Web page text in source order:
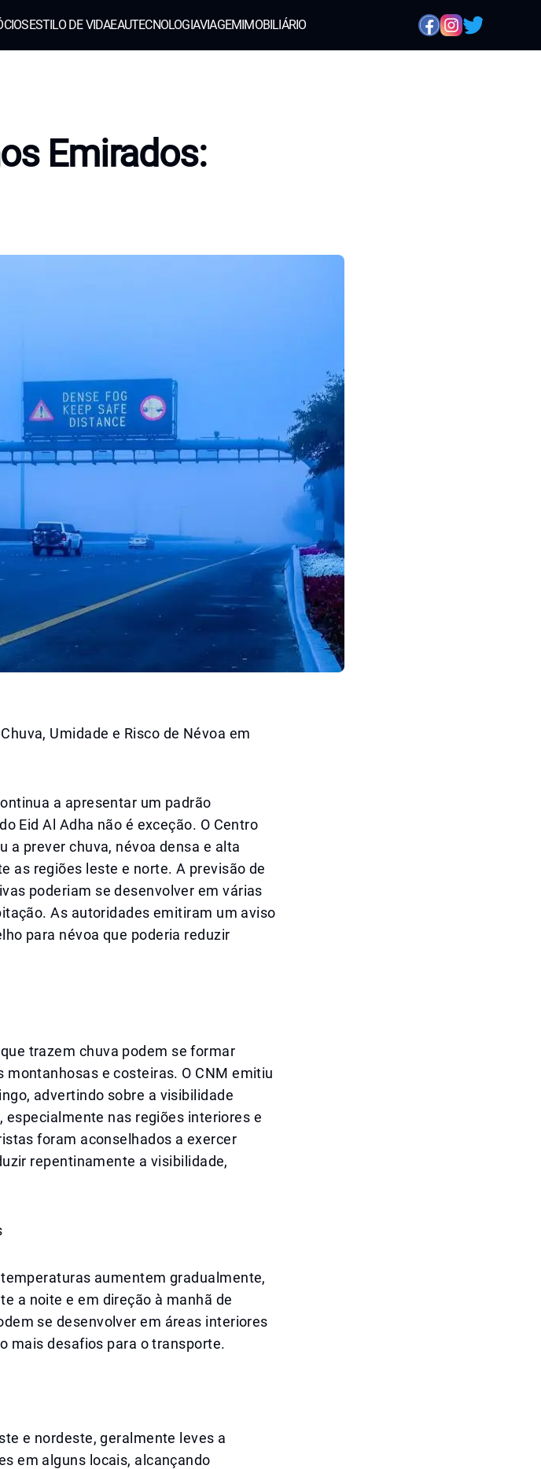
ESTILO DE VIDAEAUTECNOLOGIAVIAGEMIMOBILIÁRIO
Emirados:
Umidade e Risco de Névoa em
a apresentar um padrão
Eid Al Adha não é exceção. O Centro
a prever chuva, névoa densa e alta
as regiões leste e norte. A previsão de
poderiam se desenvolver em várias
As autoridades emitiram um aviso
para névoa que poderia reduzir
trazem chuva podem se formar
e costeiras. O CNM emitiu
advertindo sobre a visibilidade
nas regiões interiores e
foram aconselhados a exercer
repentinamente a visibilidade,
aumentem gradualmente,
a noite e em direção à manhã de
se desenvolver em áreas interiores
mais desafios para o transporte.
e nordeste, geralmente leves a
em alguns locais, alcançando